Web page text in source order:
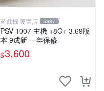
遊戲機 專賣店 5387
PSV 1007 主機 +8G+ 3.69版
本 9成新 一年保修
$3,600